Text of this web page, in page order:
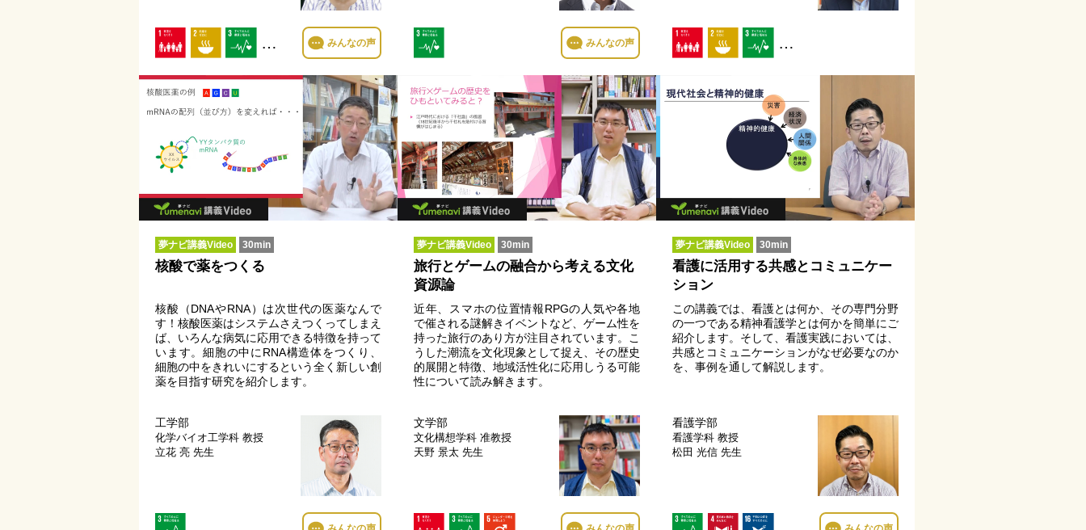
… みんなの声 みんなの声 …
夢ナビ講義Video 30min
核酸で薬をつくる
核酸（DNAやRNA）は次世代の医薬なんで
す！核酸医薬はシステムさえつくってしまえ
ば、いろんな病気に応用できる特徴を持って
います。細胞の中にRNA構造体をつくり、
細胞の中をきれいにするという全く新しい創
薬を目指す研究を紹介します。
工学部
化学バイオ工学科 教授
立花 亮 先生
夢ナビ講義Video 30min
旅行とゲームの融合から考える文化
資源論
近年、スマホの位置情報RPGの人気や各地
で催される謎解きイベントなど、ゲーム性を
持った旅行のあり方が注目されています。こ
うした潮流を文化現象として捉え、その歴史
的展開と特徴、地域活性化に応用しうる可能
性について読み解きます。
文学部
文化構想学科 准教授
天野 景太 先生
夢ナビ講義Video 30min
看護に活用する共感とコミュニケー
ション
この講義では、看護とは何か、その専門分野
の一つである精神看護学とは何かを簡単にご
紹介します。そして、看護実践においては、
共感とコミュニケーションがなぜ必要なのか
を、事例を通して解説します。
看護学部
看護学科 教授
松田 光信 先生